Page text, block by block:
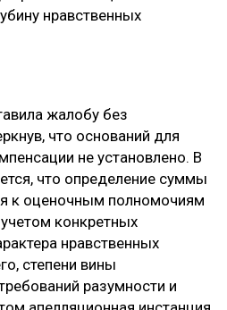
Пак, находясь в состоянии
грубо нарушил правила
в которой погибли три
обращал внимание суда на
в 20 лет, не успев создать
жизненные планы. По
инстанции не в
нравственных